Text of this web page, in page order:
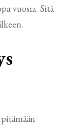
vuosia. Sitä